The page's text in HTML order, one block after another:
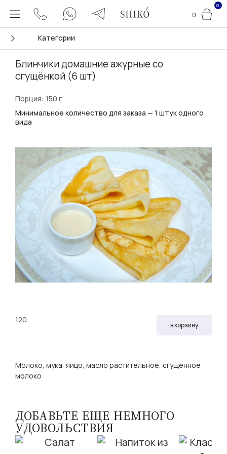
0
0
Категории
Блинчики домашние ажурные со
сгущёнкой (6 шт)
Порция: 150 г
Минимальное количество для заказа — 1 штук одного
вида
120
в корзину
Молоко, мука, яйцо, масло растительное, сгущенное
молоко
ДОБАВЬТЕ ЕЩЕ НЕМНОГО
УДОВОЛЬСТВИЯ